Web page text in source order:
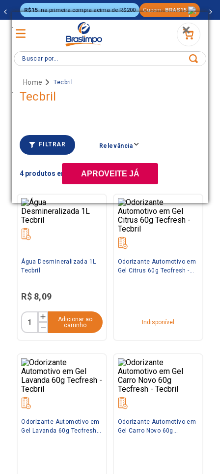
.
.
APROVEITE JÁ
R$15 na primeira compra acima de R$200 Cupom: BRAS15
Buscar por...
Tecbril
Tecbril
FILTRAR Relevância
4
Água Desmineralizada 1L
Tecbril
R$ 8,09
Adicionar ao
carrinho
Odorizante Automotivo em
Gel Citrus 60g Tecfresh -
Indisponível
Odorizante Automotivo em
Gel Lavanda 60g Tecfresh -
Odorizante Automotivo em
Gel Carro Novo 60g